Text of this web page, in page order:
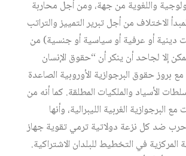
واللغوية من جهة، ومن أجل محاربة
الاختلاف من أجل تبرير التمييز والتراتب
دينية أو عرفية أو سياسية أو جنسية) من
إلا لجاحد أن ينكر أن “حقوق الإنسان
بروز حقوق البرجوازية الأوروبية الصاعدة
الأسياد والملكيات المطلقة. كما أنه من
البرجوازية الغربية الليبرالية، وأنها
ضد كل نزعة دولاتية ترمي تقوية جهاز
المركزية في التخطيط للبلدان الاشتراكية.